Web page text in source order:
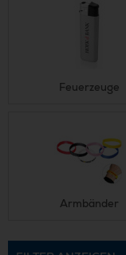
Feuerzeuge
Armbänder